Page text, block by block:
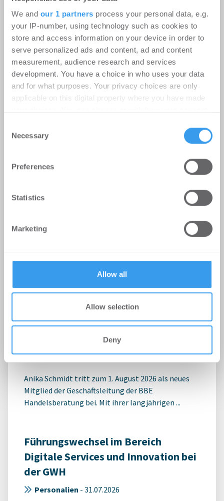
We and our 1 partners process your personal data, e.g.
your IP-number, using technology such as cookies to
store and access information on your device in order to
serve personalized ads and content, ad and content
measurement, audience research and services
development. You have a choice in who uses your data
and for what purposes. Your privacy choices are only
applicable on this digital property where you have made
the Privacy trigger icon.
Find out more about how your personal data is processed
and set your preferences in the
We use cookies to personalise content and ads, to
provide social media features and to analyse our traffic.
our social media, advertising and analytics partners who
Selection
Necessary
Preferences
Statistics
Marketing
Allow all
Allow selection
Deny
Erweiterung des Beratungsangebots für
Eigentümer, Family Offices, Fonds und
institutionelle Investoren
Philipp Westphal verstärkt IPH
Gruppe als Leasing Manager
Login für den ganzen Artikel Wenn noch nicht
Anika Schmidt wird Mitglied der
Geschäftsleitung der BBE
Handelsberatung
Personalien-03.08.2026
Anika Schmidt tritt zum 1. August 2026 als neues
Mitglied der Geschäftsleitung der BBE
Handelsberatung bei. Mit ihrer langjährigen ...
Führungswechsel im Bereich
Digitale Services und Innovation bei
der GWH
Personalien - 31.07.2026